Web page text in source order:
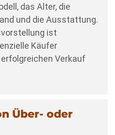
das Alter, die
und die Ausstattung.
ist
Käufer
Verkauf
Über- oder